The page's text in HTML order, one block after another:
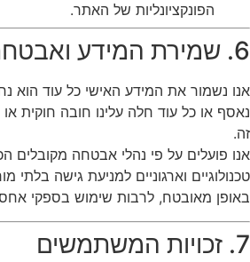
הפונקציונליות של האתר.
6. שמירת המידע ואבטחתו
אנו נשמור את המידע האישי כל עוד הוא
נאסף או כל עוד חלה עלינו חובה חוקית
זה.
אנו פועלים על פי נהלי אבטחה מקובלים
טכנולוגיים וארגוניים למניעת גישה בלתי
באופן מאובטח, לרבות שימוש בספקי
7. זכויות המשתמשים